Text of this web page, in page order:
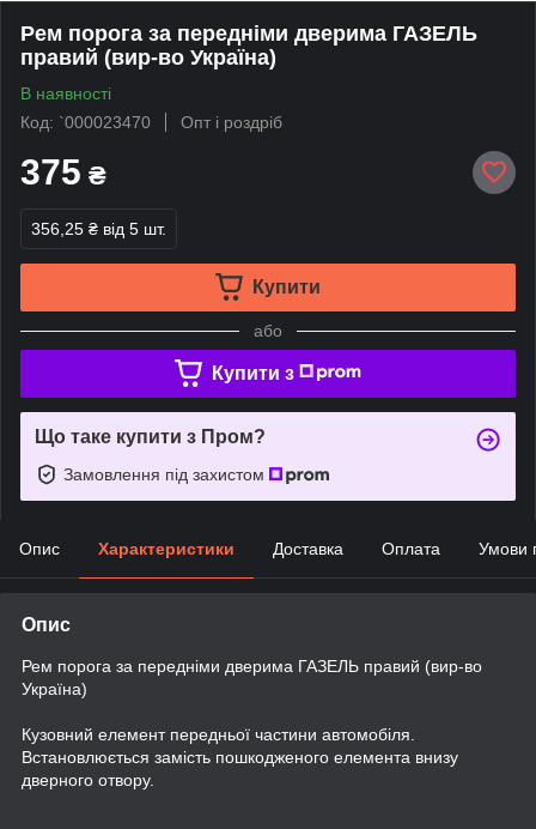
Рем порога за передніми дверима ГАЗЕЛЬ
правий (вир-во Україна)
В наявності
Код: `000023470
Опт і роздріб
375 ₴
356,25 ₴ від 5 шт.
Купити
або
Купити з
Що таке купити з Пром?
Замовлення під захистом
Опис Характеристики Доставка Оплата Умови
Опис
Рем порога за передніми дверима ГАЗЕЛЬ правий (вир-во
Україна)
Кузовний елемент передньої частини автомобіля.
Встановлюється замість пошкодженого елемента внизу
дверного отвору.